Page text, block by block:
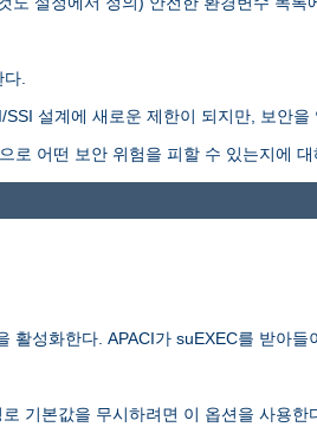
.
설계에 새로운 제한이 되지만, 보안
로 어떤 보안 위험을 피할 수 있는지에 대
활성화한다. APACI가 suEXEC를 받아들
기본값을 무시하려면 이 옵션을 사용한